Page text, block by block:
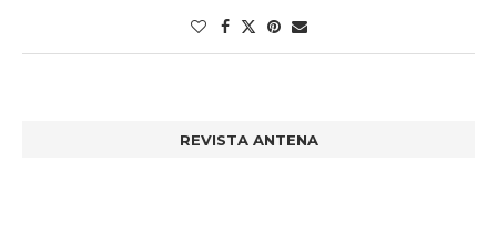
REVISTA ANTENA